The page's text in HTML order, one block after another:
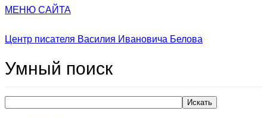
МЕНЮ САЙТА
Центр писателя Василия Ивановича Белова
Умный поиск
Искать